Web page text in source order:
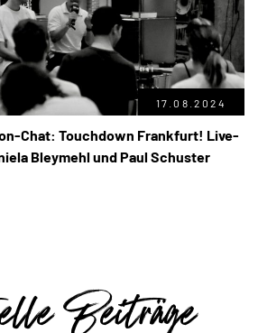
17.08.2024
Chat: Touchdown Frankfurt! Live-
Bleymehl und Paul Schuster
Beiträge